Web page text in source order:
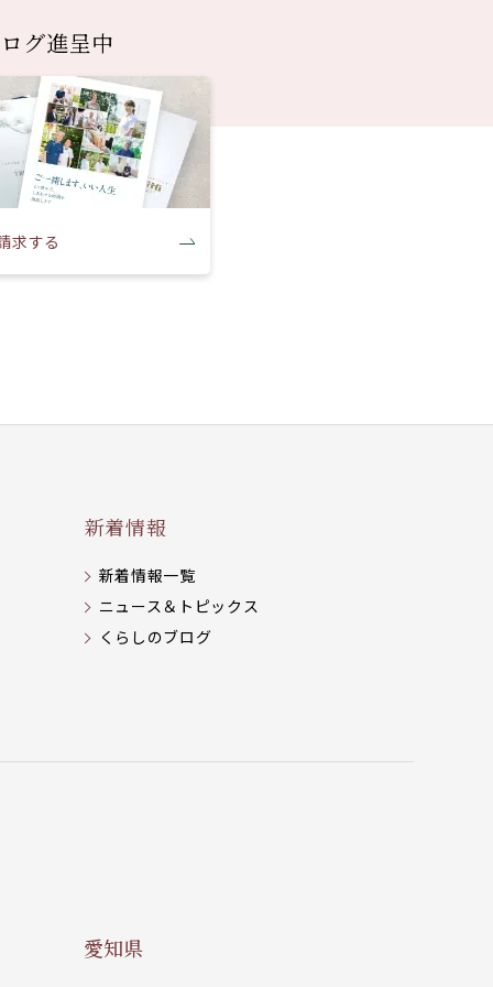
グ進呈中
求する
新着情報
新着情報一覧
ニュース＆トピックス
くらしのブログ
愛知県